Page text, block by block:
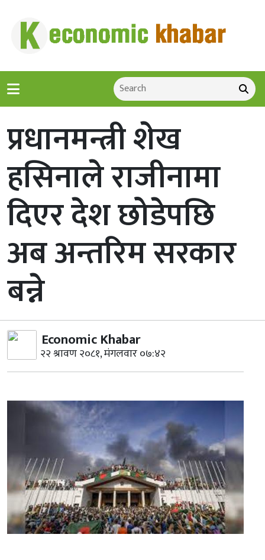
प्रधानमन्त्री शेख
हसिनाले राजीनामा
दिएर देश छोडेपछि
अब अन्तरिम सरकार
बन्ने
Economic Khabar
२२ श्रावण २०८१, मंगलवार ०७:४२